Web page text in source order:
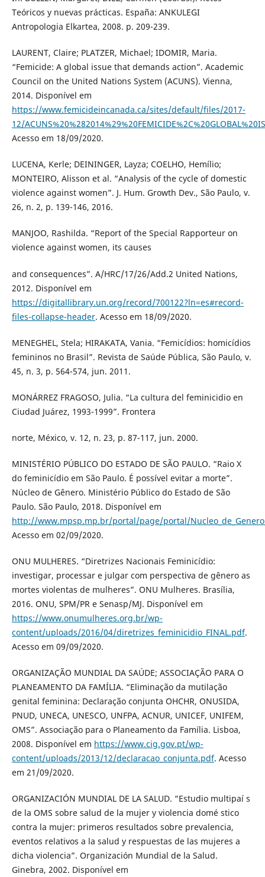
Teóricos y nuevas prácticas. España: ANKULEGI
Antropologia Elkartea, 2008. p. 209-239.
LAURENT, Claire; PLATZER, Michael; IDOMIR, Maria.
“Femicide: A global issue that demands action”. Academic
Council on the United Nations System (ACUNS). Vienna,
2014. Disponível em
https://www.femicideincanada.ca/sites/default/files/2017-
12/
Acesso em 18/09/2020.
LUCENA, Kerle; DEININGER, Layza; COELHO, Hemílio;
MONTEIRO, Alisson et al. “Analysis of the cycle of domestic
violence against women”. J. Hum. Growth Dev., São Paulo, v.
26, n. 2, p. 139-146, 2016.
MANJOO, Rashilda. “Report of the Special Rapporteur on
violence against women, its causes
and consequences”. A/HRC/17/26/Add.2 United Nations,
2012. Disponível em
https://digitallibrary.un.org/record/700122?ln=es#record-
files-collapse-header. Acesso em 18/09/2020.
MENEGHEL, Stela; HIRAKATA, Vania. “Femicídios: homicídios
femininos no Brasil”. Revista de Saúde Pública, São Paulo, v.
45, n. 3, p. 564-574, jun. 2011.
MONÁRREZ FRAGOSO, Julia. “La cultura del feminicidio en
Ciudad Juárez, 1993-1999”. Frontera
norte, México, v. 12, n. 23, p. 87-117, jun. 2000.
MINISTÉRIO PÚBLICO DO ESTADO DE SÃO PAULO. “Raio X
do feminicídio em São Paulo. É possível evitar a morte”.
Núcleo de Gênero. Ministério Público do Estado de São
Paulo. São Paulo, 2018. Disponível em
http://www.mpsp.mp.br/portal/page/portal/
Acesso em 02/09/2020.
ONU MULHERES. “Diretrizes Nacionais Feminicídio:
investigar, processar e julgar com perspectiva de gênero as
mortes violentas de mulheres”. ONU Mulheres. Brasília,
2016. ONU, SPM/PR e Senasp/MJ. Disponível em
https://www.onumulheres.org.br/wp-
content/uploads/2016/04/diretrizes_feminicidio_FINAL.pdf.
Acesso em 09/09/2020.
ORGANIZAÇÃO MUNDIAL DA SAÚDE; ASSOCIAÇÃO PARA O
PLANEAMENTO DA FAMÍLIA. “Eliminação da mutilação
genital feminina: Declaração conjunta OHCHR, ONUSIDA,
PNUD, UNECA, UNESCO, UNFPA, ACNUR, UNICEF, UNIFEM,
OMS”. Associação para o Planeamento da Família. Lisboa,
2008. Disponível em https://www.cig.gov.pt/wp-
content/uploads/2013/12/declaracao_conjunta.pdf. Acesso
em 21/09/2020.
ORGANIZACIÓN MUNDIAL DE LA SALUD. “Estudio multipaí s
de la OMS sobre salud de la mujer y violencia domé stico
contra la mujer: primeros resultados sobre prevalencia,
eventos relativos a la salud y respuestas de las mujeres a
dicha violencia”. Organización Mundial de la Salud.
Ginebra, 2002. Disponível em